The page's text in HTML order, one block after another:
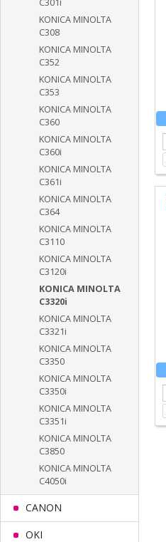
C301i
KONICA MINOLTA
C308
KONICA MINOLTA
C352
KONICA MINOLTA
C353
KONICA MINOLTA
C360
KONICA MINOLTA
C360i
KONICA MINOLTA
C361i
KONICA MINOLTA
C364
KONICA MINOLTA
C3110
KONICA MINOLTA
C3120i
KONICA MINOLTA
C3320i
KONICA MINOLTA
C3321i
KONICA MINOLTA
C3350
KONICA MINOLTA
C3350i
KONICA MINOLTA
C3351i
KONICA MINOLTA
C3850
KONICA MINOLTA
C4050i
CANON
OKI